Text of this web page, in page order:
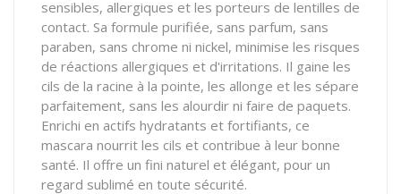
sensibles, allergiques et les porteurs de lentilles de
contact. Sa formule purifiée, sans parfum, sans
paraben, sans chrome ni nickel, minimise les risques
de réactions allergiques et d'irritations. Il gaine les
cils de la racine à la pointe, les allonge et les sépare
parfaitement, sans les alourdir ni faire de paquets.
Enrichi en actifs hydratants et fortifiants, ce
mascara nourrit les cils et contribue à leur bonne
santé. Il offre un fini naturel et élégant, pour un
regard sublimé en toute sécurité.